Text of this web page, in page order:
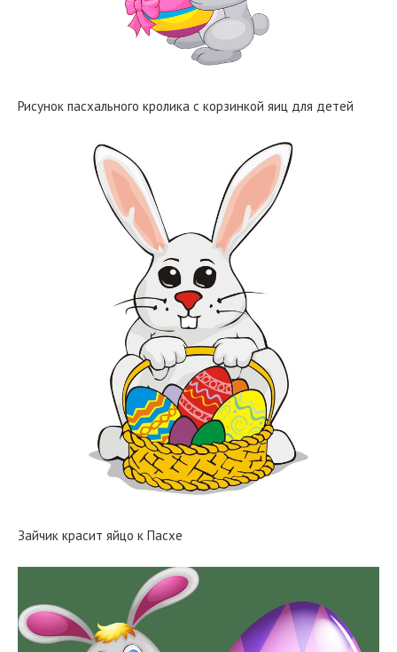
Рисунок пасхального кролика с корзинкой яиц для детей
Зайчик красит яйцо к Пасхе